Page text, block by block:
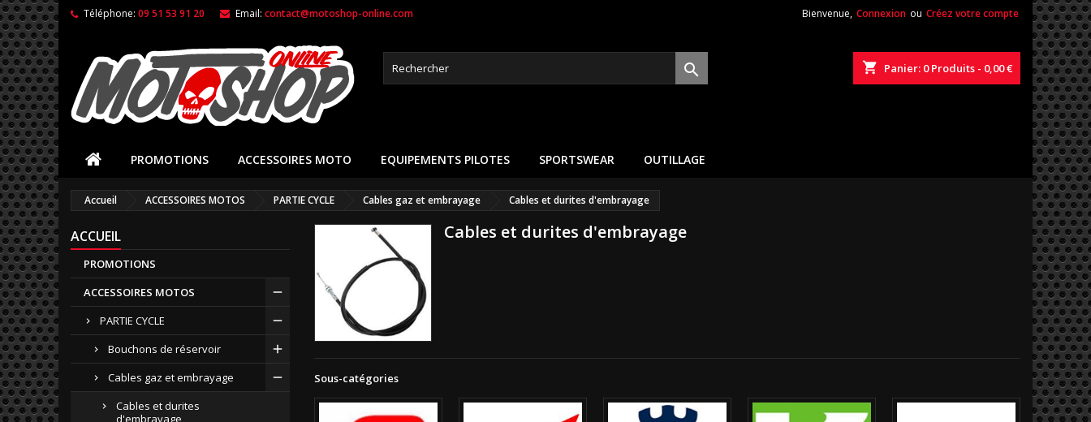
Téléphone: 09 51 53 91 20 Email: contact@motoshop-online.com Bienvenue, Connexion ou Créez votre compte
shopping_cart Panier: 0Produits - 0,00 €

PROMOTIONS ACCESSOIRES MOTO EQUIPEMENTS PILOTES SPORTSWEAR OUTILLAGE
Accueil ACCESSOIRES MOTOS PARTIE CYCLE Cables gaz et embrayage Cables et durites d'embrayage
ACCUEIL
PROMOTIONS
ACCESSOIRES MOTOS
PARTIE CYCLE
Bouchons de réservoir
Cables gaz et embrayage
Cables et durites
d'embrayage
Cables et durites d'embrayage
Sous-catégories